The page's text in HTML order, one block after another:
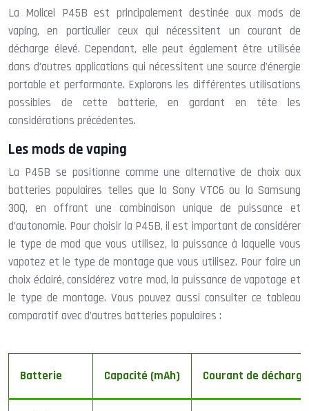
La Molicel P45B est principalement destinée aux mods de
vaping, en particulier ceux qui nécessitent un courant de
décharge élevé. Cependant, elle peut également être utilisée
dans d’autres applications qui nécessitent une source d’énergie
portable et performante. Explorons les différentes utilisations
possibles de cette batterie, en gardant en tête les
considérations précédentes.
Les mods de vaping
La P45B se positionne comme une alternative de choix aux
batteries populaires telles que la Sony VTC6 ou la Samsung
30Q, en offrant une combinaison unique de puissance et
d’autonomie. Pour choisir la P45B, il est important de considérer
le type de mod que vous utilisez, la puissance à laquelle vous
vapotez et le type de montage que vous utilisez. Pour faire un
choix éclairé, considérez votre mod, la puissance de vapotage et
le type de montage. Vous pouvez aussi consulter ce tableau
comparatif avec d’autres batteries populaires :
Batterie Capacité (mAh) Courant de